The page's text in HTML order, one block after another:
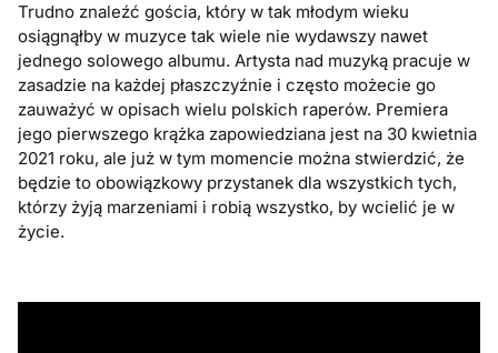
Trudno znaleźć gościa, który w tak młodym wieku
osiągnąłby w muzyce tak wiele nie wydawszy nawet
jednego solowego albumu. Artysta nad muzyką pracuje w
zasadzie na każdej płaszczyźnie i często możecie go
zauważyć w opisach wielu polskich raperów. Premiera
jego pierwszego krążka zapowiedziana jest na 30 kwietnia
2021 roku, ale już w tym momencie można stwierdzić, że
będzie to obowiązkowy przystanek dla wszystkich tych,
którzy żyją marzeniami i robią wszystko, by wcielić je w
życie.